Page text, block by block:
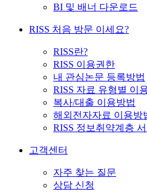
BI 및 배너 다운로드
RISS 처음 방문 이세요?
RISS란?
RISS 이용권한
내 관심논문 등록방법
RISS 자료 유형별 이
복사/대출 이용방법
해외전자자료 이용방
RISS 정보취약계층
고객센터
자주 찾는 질문
상담 신청